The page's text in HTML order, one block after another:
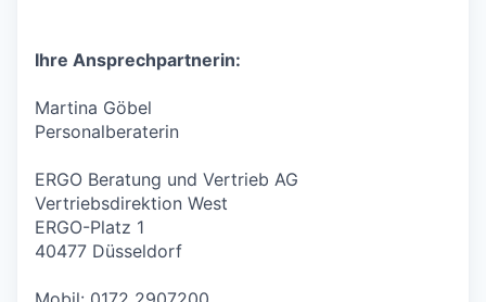
Ihre Ansprechpartnerin:
Martina Göbel
Personalberaterin
ERGO Beratung und Vertrieb AG
Vertriebsdirektion West
ERGO-Platz 1
40477 Düsseldorf